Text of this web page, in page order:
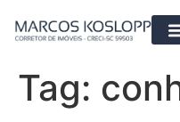
Tag: